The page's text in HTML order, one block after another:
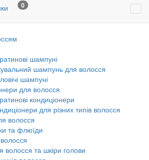
0
шампуні
шампунь для волосся
шампуні
для волосся
кондиціонери
для різних типів волосся
волосся
та флюїди
волосся та шкіри голови